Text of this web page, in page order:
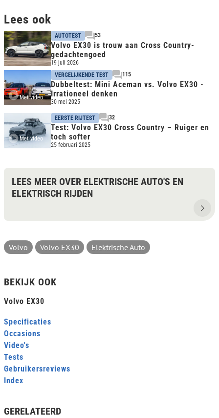
Lees ook
AUTOTEST 53
Volvo EX30 is trouw aan Cross Country-
gedachtengoed
19 juli 2026
Met video
VERGELIJKENDE TEST 115
Dubbeltest: Mini Aceman vs. Volvo EX30 -
Irrationeel denken
30 mei 2025
Met video
EERSTE RIJTEST 32
Test: Volvo EX30 Cross Country – Ruiger en
toch softer
25 februari 2025
LEES MEER OVER ELEKTRISCHE AUTO'S EN
ELEKTRISCH RIJDEN
Volvo Volvo EX30 Elektrische Auto
BEKIJK OOK
Volvo EX30
Specificaties
Occasions
Video's
Tests
Gebruikersreviews
Index
GERELATEERD